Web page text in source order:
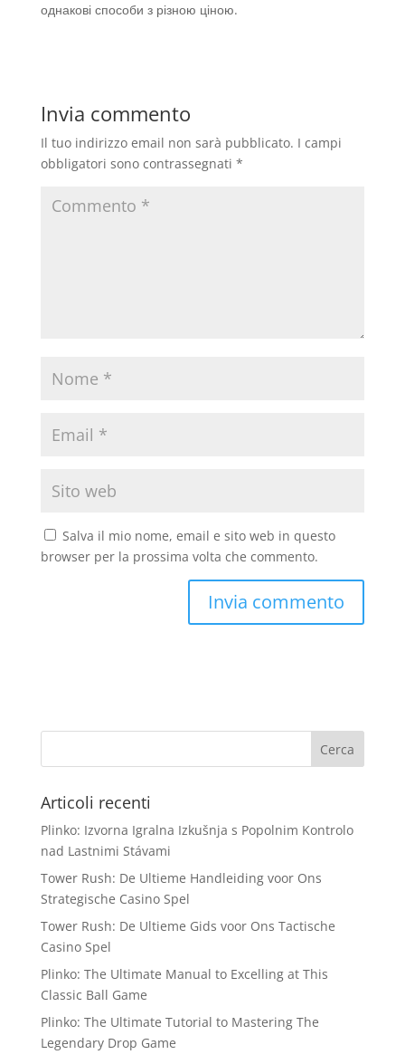
однакові способи з різною ціною.
Invia commento
Il tuo indirizzo email non sarà pubblicato. I campi
obbligatori sono contrassegnati *
Salva il mio nome, email e sito web in questo
browser per la prossima volta che commento.
Articoli recenti
Plinko: Izvorna Igralna Izkušnja s Popolnim Kontrolo
nad Lastnimi Stávami
Tower Rush: De Ultieme Handleiding voor Ons
Strategische Casino Spel
Tower Rush: De Ultieme Gids voor Ons Tactische
Casino Spel
Plinko: The Ultimate Manual to Excelling at This
Classic Ball Game
Plinko: The Ultimate Tutorial to Mastering The
Legendary Drop Game